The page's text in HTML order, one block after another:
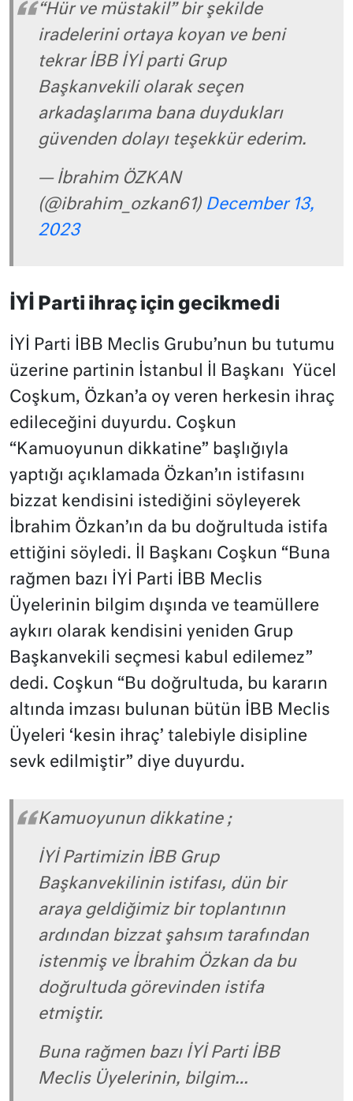
“Hür ve müstakil” bir şekilde
iradelerini ortaya koyan ve beni
tekrar İBB İYİ parti Grup
Başkanvekili olarak seçen
arkadaşlarıma bana duydukları
güvenden dolayı teşekkür ederim.
— İbrahim ÖZKAN
(@ibrahim_ozkan61) December 13,
2023
İYİ Parti ihraç için gecikmedi
İYİ Parti İBB Meclis Grubu’nun bu tutumu
üzerine partinin İstanbul İl Başkanı Yücel
Coşkum, Özkan’a oy veren herkesin ihraç
edileceğini duyurdu. Coşkun
“Kamuoyunun dikkatine” başlığıyla
yaptığı açıklamada Özkan’ın istifasını
bizzat kendisini istediğini söyleyerek
İbrahim Özkan’ın da bu doğrultuda istifa
ettiğini söyledi. İl Başkanı Coşkun “Buna
rağmen bazı İYİ Parti İBB Meclis
Üyelerinin bilgim dışında ve teamüllere
aykırı olarak kendisini yeniden Grup
Başkanvekili seçmesi kabul edilemez”
dedi. Coşkun “Bu doğrultuda, bu kararın
altında imzası bulunan bütün İBB Meclis
Üyeleri ‘kesin ihraç’ talebiyle disipline
sevk edilmiştir” diye duyurdu.
Kamuoyunun dikkatine ;
İYİ Partimizin İBB Grup
Başkanvekilinin istifası, dün bir
araya geldiğimiz bir toplantının
ardından bizzat şahsım tarafından
istenmiş ve İbrahim Özkan da bu
doğrultuda görevinden istifa
etmiştir.
Buna rağmen bazı İYİ Parti İBB
Meclis Üyelerinin, bilgim…